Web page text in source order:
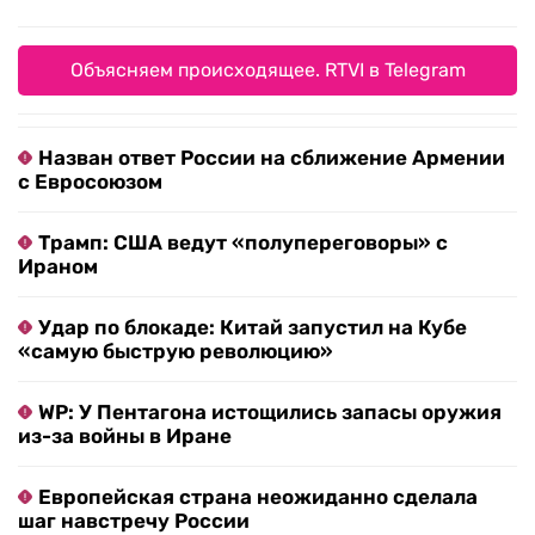
Объясняем происходящее. RTVI в Telegram
Назван ответ России на сближение Армении
с Евросоюзом
Трамп: США ведут «полупереговоры» с
Ираном
Удар по блокаде: Китай запустил на Кубе
«самую быструю революцию»
WP: У Пентагона истощились запасы оружия
из-за войны в Иране
Европейская страна неожиданно сделала
шаг навстречу России